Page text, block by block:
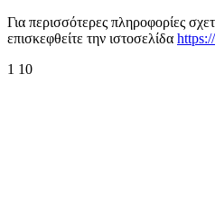
Για περισσότερες πληροφορίες
επισκεφθείτε την ιστοσελίδα
1 10